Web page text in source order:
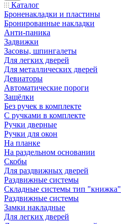
Каталог
Броненакладки и пластины
Бронированные накладки
Анти-паника
Задвижки
Засовы, шпингалеты
Для легких дверей
Для металлических дверей
Девиаторы
Автоматические пороги
Защёлки
Без ручек в комплекте
С ручками в комплекте
Ручки дверные
Ручки для окон
На планке
На раздельном основании
Скобы
Для раздвижных дверей
Раздвижные системы
Складные системы тип "книжка"
Раздвижные системы
Замки накладные
Для легких дверей